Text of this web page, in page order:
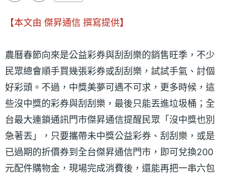
【本文由 傑昇通信 撰寫提供】
農曆春節向來是公益彩券與刮刮樂的銷售旺季，不少
民眾總會順手買幾張彩券或刮刮樂，試試手氣、討個
好彩頭。不過，中獎美夢可遇不可求，更多時候，這
些沒中獎的彩券與刮刮樂，最後只能丟進垃圾桶；全
台最大連鎖通訊門市傑昇通信提醒民眾「沒中獎也別
急著丟」，只要攜帶未中獎公益彩券、刮刮樂，或是
已過期的折價券到全台傑昇通信門市，即可兌換200
元配件購物金，現場完成消費後，還能再把一串六包